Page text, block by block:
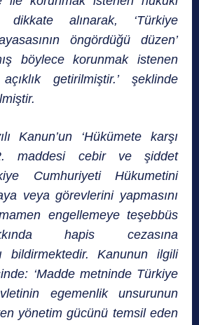
dikkate alınarak, ‘Türkiye
öngördüğü düzen’
böylece korunmak istenen
getirilmiştir.’ şeklinde
Kanun’un ‘Hükümete karşı
maddesi cebir ve şiddet
Cumhuriyeti Hükumetini
veya görevlerini yapmasını
engellemeye teşebbüs
hapis cezasına
bildirmektedir. Kanunun ilgili
‘Madde metninde Türkiye
egemenlik unsurunun
yönetim gücünü temsil eden